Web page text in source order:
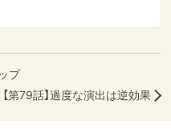
プ
【第79話】過度な演出は逆効果